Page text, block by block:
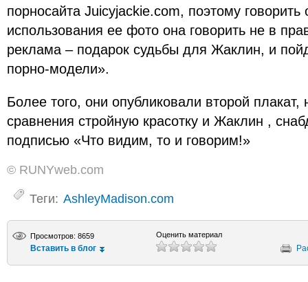
порносайта Juicyjackie.com, поэтому говорить
использования ее фото она говорить не в
реклама – подарок судьбы для Жаклин, и
порно-модели».
Более того, они опубликовали второй
сравнения стройную красотку и Жаклин ,
подписью «Что видим, то и говорим!»
© RUNYweb.com
Теги: AshleyMadison.com
Просмотров: 8659
Вставить в блог
Оценить материал